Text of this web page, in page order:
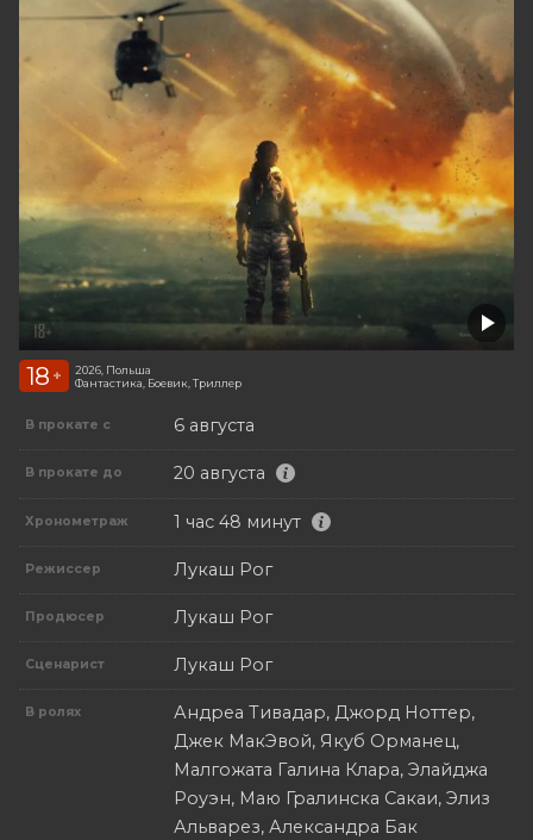
18 +
2026, Польша
Фантастика, Боевик, Триллер
В прокате с 6 августа
В прокате до 20 августа
Хронометраж 1 час 48 минут
Режиссер Лукаш Рог
Продюсер Лукаш Рог
Сценарист Лукаш Рог
В ролях
Андреа Тивадар, Джорд Ноттер,
Джек МакЭвой, Якуб Орманец,
Малгожата Галина Клара, Элайджа
Роуэн, Маю Гралинска Сакаи, Элиз
Альварез, Александра Бак